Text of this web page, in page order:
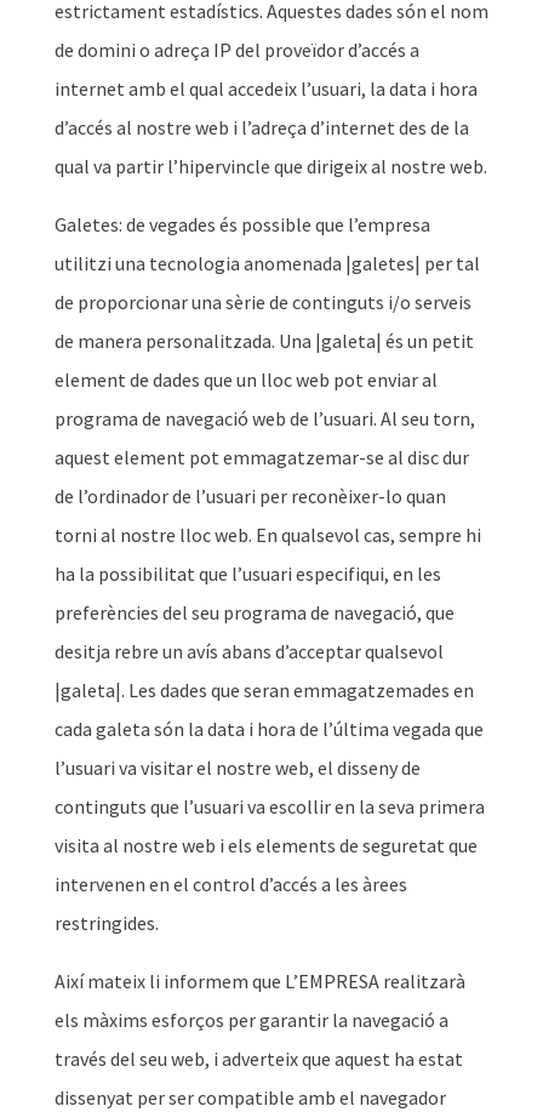
estrictament estadístics. Aquestes dades són el nom
de domini o adreça IP del proveïdor d’accés a
internet amb el qual accedeix l’usuari, la data i hora
d’accés al nostre web i l’adreça d’internet des de la
qual va partir l’hipervincle que dirigeix ​​al nostre web.
Galetes: de vegades és possible que l’empresa
utilitzi una tecnologia anomenada |galetes| per tal
de proporcionar una sèrie de continguts i/o serveis
de manera personalitzada. Una |galeta| és un petit
element de dades que un lloc web pot enviar al
programa de navegació web de l’usuari. Al seu torn,
aquest element pot emmagatzemar-se al disc dur
de l’ordinador de l’usuari per reconèixer-lo quan
torni al nostre lloc web. En qualsevol cas, sempre hi
ha la possibilitat que l’usuari especifiqui, en les
preferències del seu programa de navegació, que
desitja rebre un avís abans d’acceptar qualsevol
|galeta|. Les dades que seran emmagatzemades en
cada galeta són la data i hora de l’última vegada que
l’usuari va visitar el nostre web, el disseny de
continguts que l’usuari va escollir en la seva primera
visita al nostre web i els elements de seguretat que
intervenen en el control d’accés a les àrees
restringides.
Així mateix li informem que L’EMPRESA realitzarà
els màxims esforços per garantir la navegació a
través del seu web, i adverteix que aquest ha estat
dissenyat per ser compatible amb el navegador